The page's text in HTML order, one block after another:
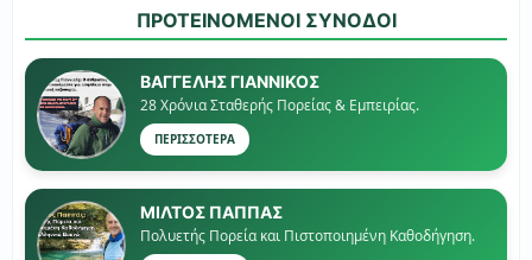
ΠΡΟΤΕΙΝΟΜΕΝΟΙ ΣΥΝΟΔΟΙ
ΒΑΓΓΕΛΗΣ ΓΙΑΝΝΙΚΟΣ
28 Χρόνια Σταθερής Πορείας & Εμπειρίας.
ΠΕΡΙΣΣΟΤΕΡΑ
ΜΙΛΤΟΣ ΠΑΠΠΑΣ
Πολυετής Πορεία και Πιστοποιημένη Καθοδήγηση.